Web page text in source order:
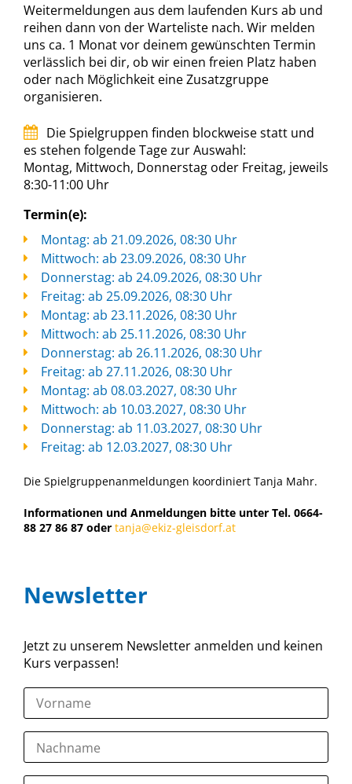
Newsletter
Jetzt zu unserem Newsletter anmelden und keinen
Kurs verpassen!
Weitermeldungen aus dem laufenden Kurs ab und
reihen dann von der Warteliste nach. Wir melden
uns ca. 1 Monat vor deinem gewünschten Termin
verlässlich bei dir, ob wir einen freien Platz haben
oder nach Möglichkeit eine Zusatzgruppe
organisieren.
Die Spielgruppen finden blockweise statt und
es stehen folgende Tage zur Auswahl:
Montag, Mittwoch, Donnerstag oder Freitag, jeweils
8:30-11:00 Uhr
Termin(e):
Montag: ab 21.09.2026, 08:30 Uhr
Mittwoch: ab 23.09.2026, 08:30 Uhr
Donnerstag: ab 24.09.2026, 08:30 Uhr
Freitag: ab 25.09.2026, 08:30 Uhr
Montag: ab 23.11.2026, 08:30 Uhr
Mittwoch: ab 25.11.2026, 08:30 Uhr
Donnerstag: ab 26.11.2026, 08:30 Uhr
Freitag: ab 27.11.2026, 08:30 Uhr
Montag: ab 08.03.2027, 08:30 Uhr
Mittwoch: ab 10.03.2027, 08:30 Uhr
Donnerstag: ab 11.03.2027, 08:30 Uhr
Freitag: ab 12.03.2027, 08:30 Uhr
Die Spielgruppenanmeldungen koordiniert Tanja Mahr.
Informationen und Anmeldungen bitte unter Tel. 0664-
88 27 86 87 oder tanja@ekiz-gleisdorf.at